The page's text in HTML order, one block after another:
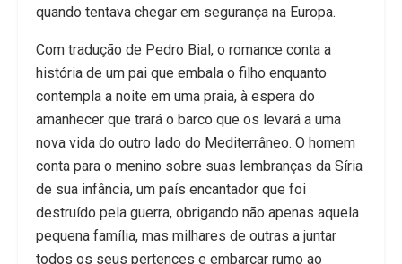
quando tentava chegar em segurança na Europa.
Com tradução de Pedro Bial, o romance conta a
história de um pai que embala o filho enquanto
contempla a noite em uma praia, à espera do
amanhecer que trará o barco que os levará a uma
nova vida do outro lado do Mediterrâneo. O homem
conta para o menino sobre suas lembranças da Síria
de sua infância, um país encantador que foi
destruído pela guerra, obrigando não apenas aquela
pequena família, mas milhares de outras a juntar
todos os seus pertences e embarcar rumo ao